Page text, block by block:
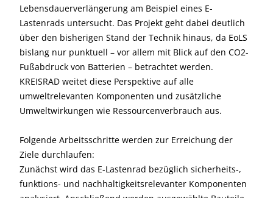
Lebensdauerverlängerung am Beispiel eines E-
Lastenrads untersucht. Das Projekt geht dabei deutlich
über den bisherigen Stand der Technik hinaus, da EoLS
bislang nur punktuell – vor allem mit Blick auf den CO2-
Fußabdruck von Batterien – betrachtet werden.
KREISRAD weitet diese Perspektive auf alle
umweltrelevanten Komponenten und zusätzliche
Umweltwirkungen wie Ressourcenverbrauch aus.
Folgende Arbeitsschritte werden zur Erreichung der
Ziele durchlaufen:
Zunächst wird das E-Lastenrad bezüglich sicherheits-,
funktions- und nachhaltigkeitsrelevanter Komponenten